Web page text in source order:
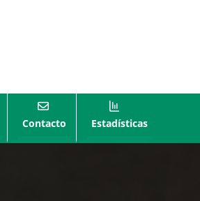
Contacto Estadísticas